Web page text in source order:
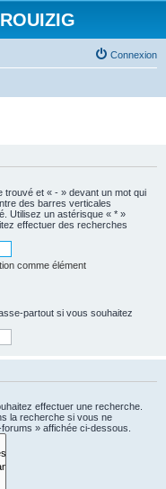
Connexion
trouvé et « - » devant un mot qui
des barres verticales
Utilisez un astérisque « * »
effectuer des recherches
comme élément
partout si vous souhaitez
effectuer une recherche.
la recherche si vous ne
» affichée ci-dessous.